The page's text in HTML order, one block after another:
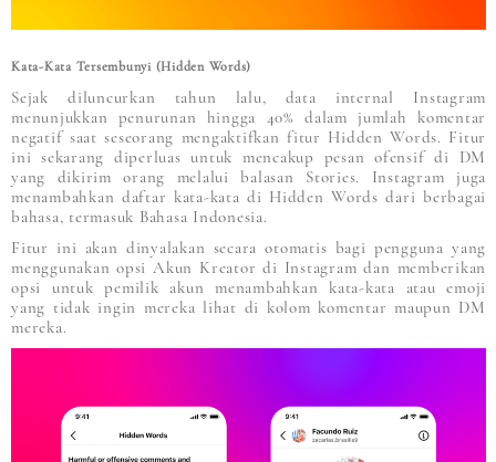
Kata-Kata Tersembunyi (Hidden Words)
Sejak diluncurkan tahun lalu, data internal Instagram
menunjukkan penurunan hingga 40% dalam jumlah komentar
negatif saat seseorang mengaktifkan fitur Hidden Words. Fitur
ini sekarang diperluas untuk mencakup pesan ofensif di DM
yang dikirim orang melalui balasan Stories. Instagram juga
menambahkan daftar kata-kata di Hidden Words dari berbagai
bahasa, termasuk Bahasa Indonesia.
Fitur ini akan dinyalakan secara otomatis bagi pengguna yang
menggunakan opsi Akun Kreator di Instagram dan memberikan
opsi untuk pemilik akun menambahkan kata-kata atau emoji
yang tidak ingin mereka lihat di kolom komentar maupun DM
mereka.